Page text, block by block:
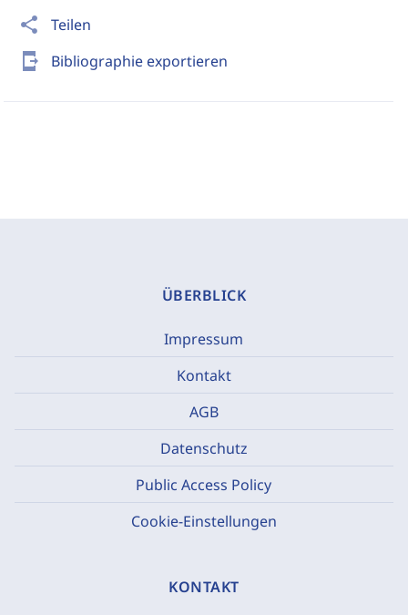
share Teilen
send_to_mobile Bibliographie exportieren
ÜBERBLICK
Impressum
Kontakt
AGB
Datenschutz
Public Access Policy
Cookie-Einstellungen
KONTAKT